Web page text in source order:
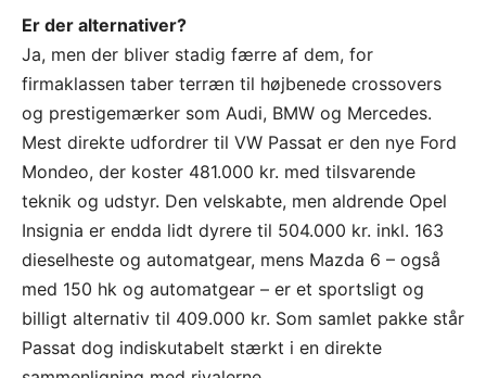
Er der alternativer?
Ja, men der bliver stadig færre af dem, for
firmaklassen taber terræn til højbenede crossovers
og prestigemærker som Audi, BMW og Mercedes.
Mest direkte udfordrer til VW Passat er den nye Ford
Mondeo, der koster 481.000 kr. med tilsvarende
teknik og udstyr. Den velskabte, men aldrende Opel
Insignia er endda lidt dyrere til 504.000 kr. inkl. 163
dieselheste og automatgear, mens Mazda 6 – også
med 150 hk og automatgear – er et sportsligt og
billigt alternativ til 409.000 kr. Som samlet pakke står
Passat dog indiskutabelt stærkt i en direkte